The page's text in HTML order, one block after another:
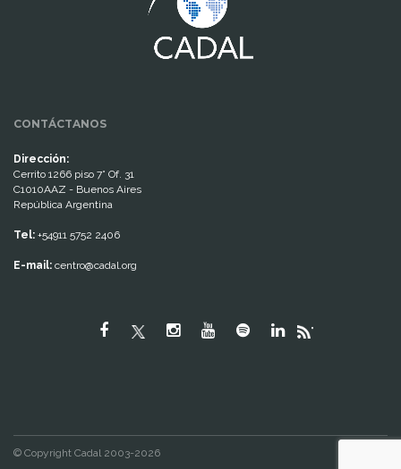
CONTÁCTANOS
Dirección:
Cerrito 1266 piso 7° Of. 31
C1010AAZ - Buenos Aires
República Argentina
Tel: +54911 5752 2406
E-mail: centro@cadal.org
"
© Copyright Cadal 2003-2026